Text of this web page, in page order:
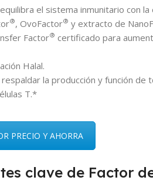
el sistema inmunitario con
®, OvoFactor® y extracto de
Factor® certificado para
Halal.
respaldar la producción y función de
T.*
PRECIO Y AHORRA
clave de Factor